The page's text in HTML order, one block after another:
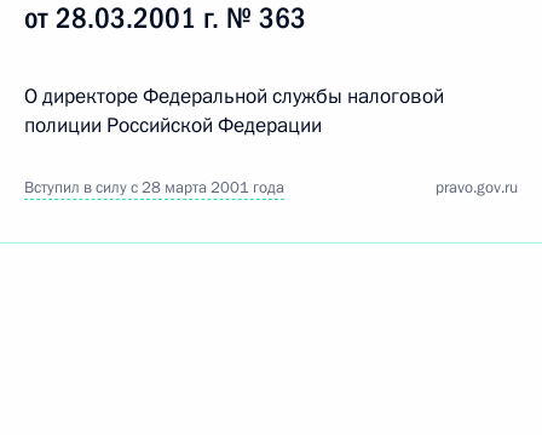
от 28.03.2001 г. № 363
О директоре Федеральной службы налоговой
полиции Российской Федерации
Вступил в силу с 28 марта 2001 года pravo.gov.ru